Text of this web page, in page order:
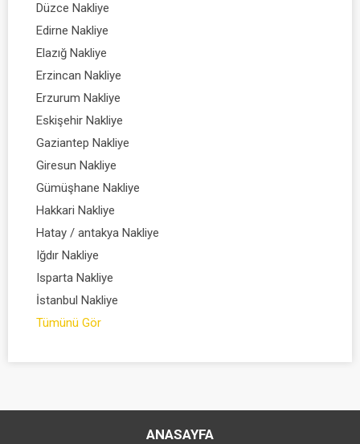
Düzce Nakliye
Edirne Nakliye
Elazığ Nakliye
Erzincan Nakliye
Erzurum Nakliye
Eskişehir Nakliye
Gaziantep Nakliye
Giresun Nakliye
Gümüşhane Nakliye
Hakkari Nakliye
Hatay / antakya Nakliye
Iğdır Nakliye
Isparta Nakliye
İstanbul Nakliye
Tümünü Gör
ANASAYFA